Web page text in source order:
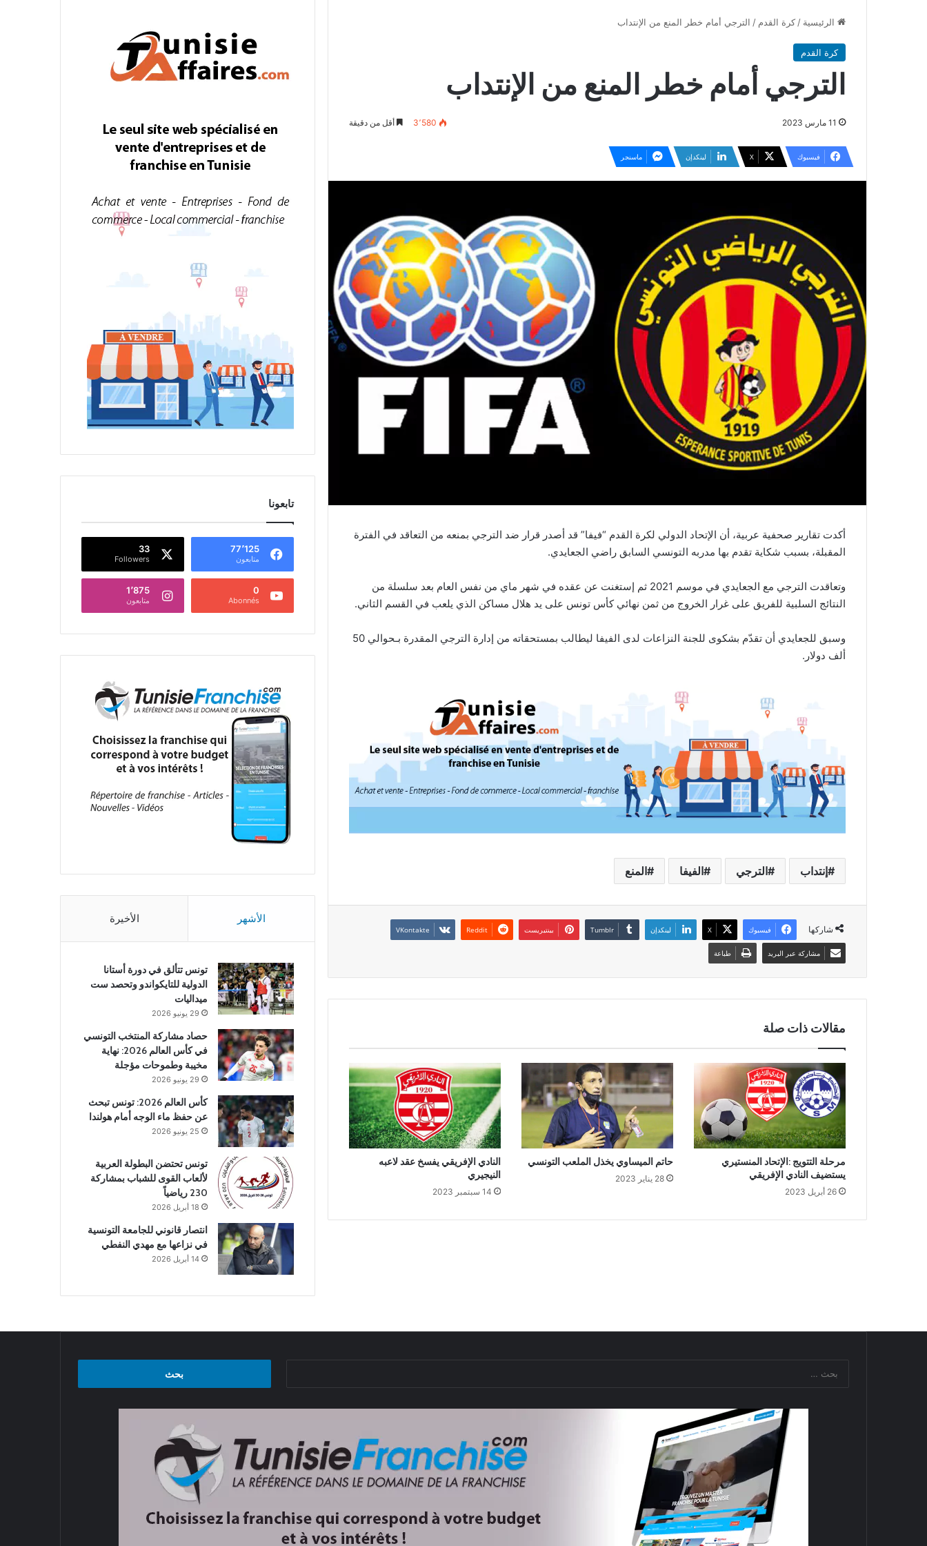
الرئيسية / كرة القدم / الترجي أمام خطر المنع من الإنتداب
كرة القدم
الترجي أمام خطر المنع من الإنتداب
11 مارس 2023 3٬580 أقل من دقيقة
فيسبوك ‫X لينكدإن ماسنجر
أكدت تقارير صحفية عربية، أن الإتحاد الدولي لكرة القدم “فيفا” قد أصدر قرار ضد الترجي بمنعه من التعاقد في الفترة
المقبلة، بسبب شكاية تقدم بها مدربه التونسي السابق راضي الجعايدي.
وتعاقدت الترجي مع الجعايدي في موسم 2021 ثم إستغنت عن عقده في شهر ماي من نفس العام بعد سلسلة من
النتائج السلبية للفريق على غرار الخروج من ثمن نهائي كأس تونس على يد هلال مساكن الذي يلعب في القسم الثاني.
وسبق للجعايدي أن تقدّم بشكوى للجنة النزاعات لدى الفيفا ليطالب بمستحقاته من إدارة الترجي المقدرة بـحوالي 50
ألف دولار.
إنتداب الترجي الفيفا المنع
شاركها فيسبوك ‫X لينكدإن بينتيريست
مشاركة عبر البريد طباعة
مقالات ذات صلة
مرحلة التتويج :الإتحاد المنستيري
يستضيف النادي الإفريقي
26 أبريل 2023
حاتم الميساوي يخذل الملعب التونسي
28 يناير 2023
النادي الإفريقي يفسخ عقد لاعبه
النيجيري
14 سبتمبر 2023
تابعونا
77٬125
متابعون
33
Followers
0
Abonnés
1٬875
متابعون
الأشهر الأخيرة
تونس تتألق في دورة أستانا
الدولية للتايكواندو وتحصد ست
ميداليات
29 يونيو 2026
حصاد مشاركة المنتخب التونسي
في كأس العالم 2026: نهاية
مخيبة وطموحات مؤجلة
29 يونيو 2026
كأس العالم 2026: تونس تبحث
عن حفظ ماء الوجه أمام هولندا
25 يونيو 2026
تونس تحتضن البطولة العربية
لألعاب القوى للشباب بمشاركة
230 رياضياً
18 أبريل 2026
انتصار قانوني للجامعة التونسية
في نزاعها مع مهدي النفطي
14 أبريل 2026